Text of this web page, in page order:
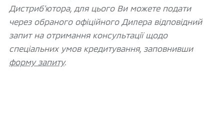
Дистриб’ютора, для цього Ви можете подати
через обраного офіційного Дилера відповідний
запит на отримання консультації щодо
спеціальних умов кредитування, заповнивши
форму запиту.